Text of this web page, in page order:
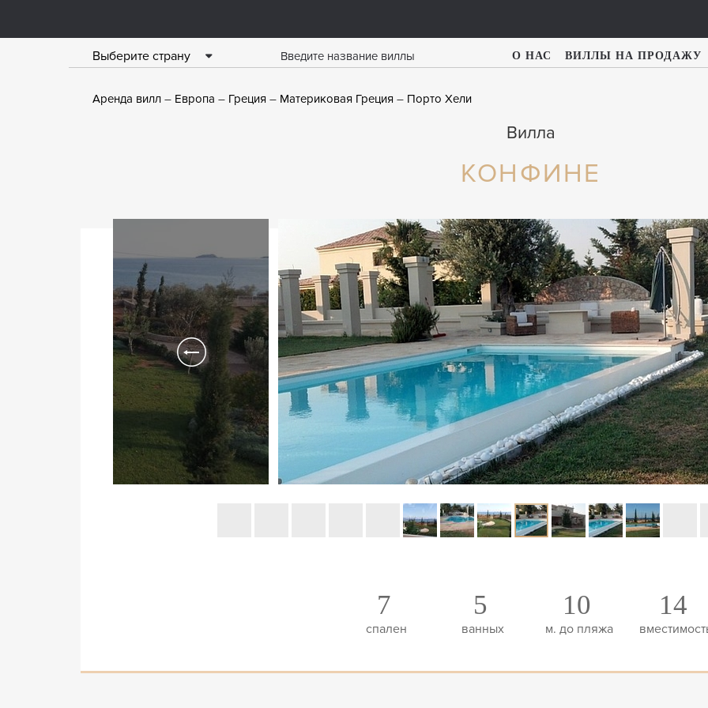
Выберите страну О НАС ВИЛЛЫ НА ПРОДАЖУ
Аренда вилл Европа Греция Материковая Греция Порто Хели
Вилла
КОНФИНЕ
7
спален
5
ванных
10
м. до пляжа
14